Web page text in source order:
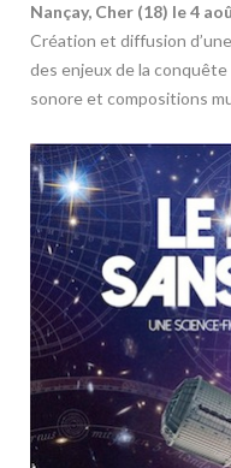
Nançay, Cher (18) le 4
Création et diffusion
des enjeux de la
sonore et compositions